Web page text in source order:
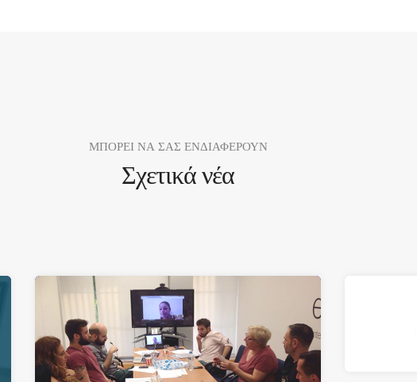
ΜΠΟΡΕΙ ΝΑ ΣΑΣ ΕΝΔΙΑΦΕΡΟΥΝ
Σχετικά νέα